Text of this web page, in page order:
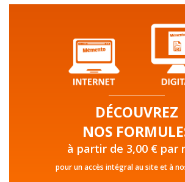
DÉCOUVREZ
NOS
à partir de 3,00 € par
pour un accès intégral au site et à